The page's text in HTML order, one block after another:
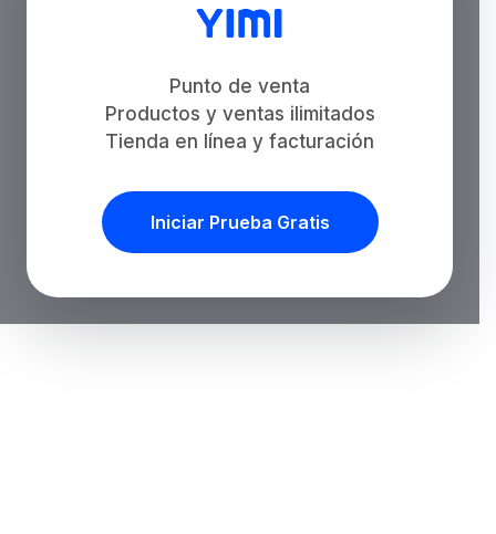
Punto de venta
Productos y ventas ilimitados
Tienda en línea y facturación
Iniciar Prueba Gratis